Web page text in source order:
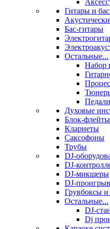
Гитары и
Бас-гитары
Остальные...
Набор
Духовые
Блок-флейты
Кларнеты
Саксофоны
Трубы
DJ-
DJ-
DJ-микшеры
DJ-
Грувбоксы и
Остальные...
DJ-
Dj